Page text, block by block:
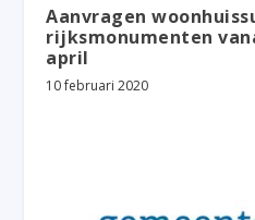
Aanvragen
rijksmonumenten
april
10 februari 2020